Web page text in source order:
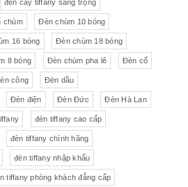
đèn cây tiffany sang trọng
chùm Đèn chùm 10 bóng
16 bóng Đèn chùm 18 bóng
8 bóng Đèn chùm pha lê Đèn cổ
công Đèn dầu
Đèn điện Đèn Đức Đèn Hà Lan
đèn tiffany cao cấp
đèn tiffany chính hãng
đèn tiffany nhập khẩu
tiffany phòng khách đẳng cấp